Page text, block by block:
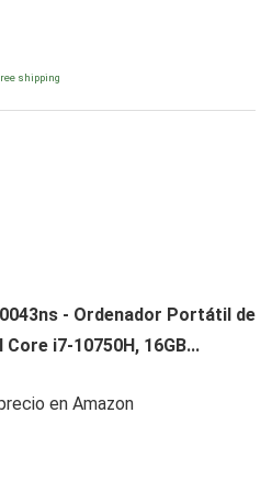
shipping
- Ordenador Portátil de
Core i7-10750H, 16GB...
en Amazon